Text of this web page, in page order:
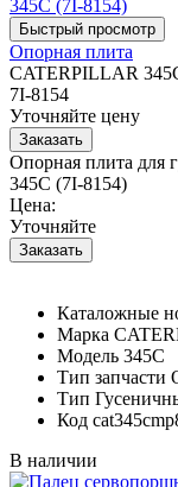
Опорная плита
CATERPILLAR
7I-8154
Уточняйте цену
Опорная плита для
345C (7I-8154)
Цена:
Уточняйте
Каталожные
Марка
Модель 345C
Тип запчасти
Тип
Код
В наличии